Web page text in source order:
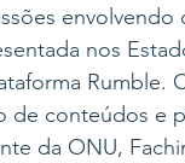
nos
Rumble.
de conteúdos e
da ONU,